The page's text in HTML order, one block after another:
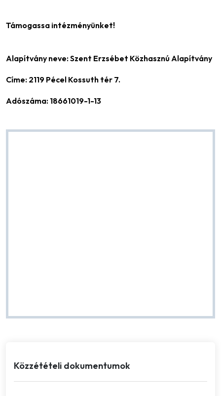
Támogassa intézményünket!
Alapítvány neve: Szent Erzsébet Közhasznú Alapítvány
Címe: 2119 Pécel Kossuth tér 7.
Adószáma: 18661019-1-13
Közzétételi dokumentumok